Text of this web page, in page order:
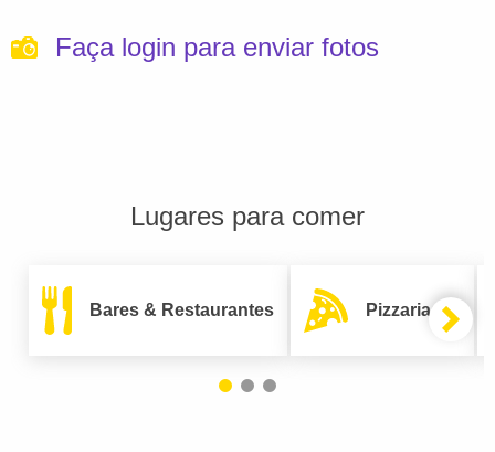
Faça login para enviar fotos
Lugares para comer
Bares & Restaurantes Pizzarias